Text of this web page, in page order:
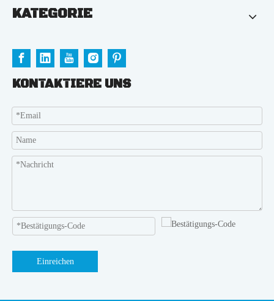
KATEGORIE
KONTAKTIERE UNS
Einreichen